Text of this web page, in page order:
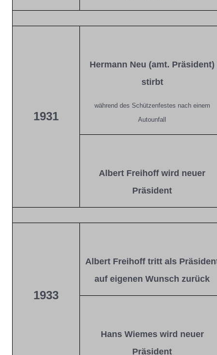
1931
Hermann Neu (amt. Präsident)
stirbt
während des Schützenfestes nach einem
Autounfall
Albert Freihoff wird neuer
Präsident
1933
Albert Freihoff tritt als
auf eigenen Wunsch zurück
Hans Wiemeswird neuer
Präsident